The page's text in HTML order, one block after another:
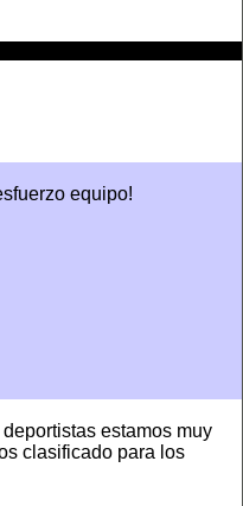
equipo!
estamos muy
clasificado para los